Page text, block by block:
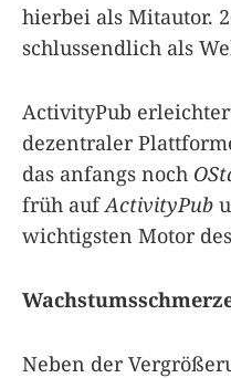
hierbei als Mitautor.
schlussendlich als
ActivityPub
dezentraler
das anfangs noch
früh aufActivityPub
wichtigsten Motor
Neben der